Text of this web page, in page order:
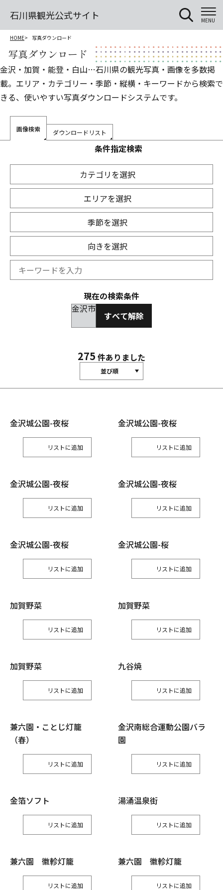
石川県観光公式サイト MENU
HOME 写真ダウンロード
写真ダウンロード
金沢・加賀・能登・白山…石川県の観光写真・画像を多数掲
載。エリア・カテゴリー・季節・縦横・キーワードから検索で
きる、使いやすい写真ダウンロードシステムです。
画像検索 ダウンロードリスト
条件指定検索
カテゴリを選択
エリアを選択
季節を選択
向きを選択
現在の検索条件
金沢市
すべて解除
275 件ありました
並び順
金沢城公園-夜桜
リスト
金沢城公園-夜桜
リスト
金沢城公園-夜桜
リスト
金沢城公園-夜桜
リスト
金沢城公園-夜桜
リスト
金沢城公園-桜
リスト
加賀野菜
リスト
加賀野菜
リスト
加賀野菜
リスト
九谷焼
リスト
兼六園・ことじ灯籠
（春）
リスト
金沢南総合運動公園バラ
園
リスト
金箔ソフト
リスト
湯涌温泉街
リスト
兼六園 徽軫灯籠
リスト
兼六園 徽軫灯籠
リスト